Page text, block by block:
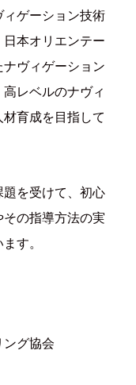
ゲーション技術
本オリエンテー
ヴィゲーション
レベルのナヴィ
育成を目指して
を受けて、初心
の指導方法の実
す。
ング協会